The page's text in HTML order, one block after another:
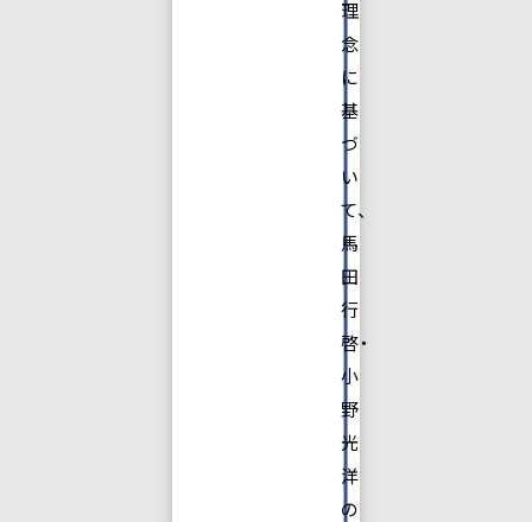
理
念
に
基
づ
い
て、
馬
田
行
啓・
小
野
光
洋
の